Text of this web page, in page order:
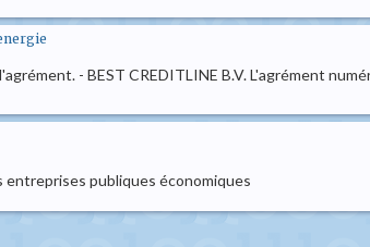
- BEST CREDITLINE B.V. L'agrément
entreprises publiques économiques